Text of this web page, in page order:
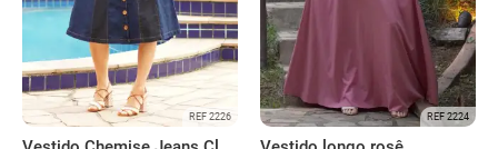
REF 2226 REF 2224